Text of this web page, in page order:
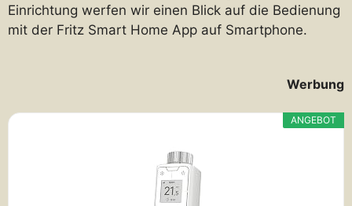
Einrichtung werfen wir einen Blick auf die Bedienung
mit der Fritz Smart Home App auf Smartphone.
Werbung
ANGEBOT